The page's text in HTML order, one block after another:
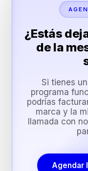
¿Estás
de la
Si tienes
programa
podrías
marca y la
llamada con
Agendar